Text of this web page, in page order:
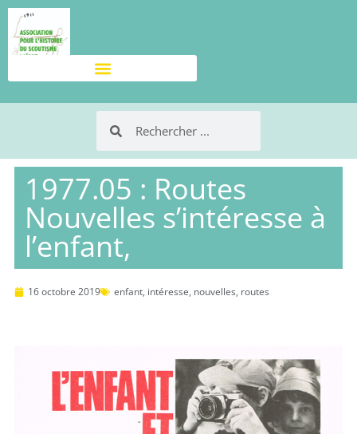
1977.05 : Routes
Nouvelles s’intéresse à
l’enfant,
16 octobre 2019 enfant, intéresse, nouvelles, routes